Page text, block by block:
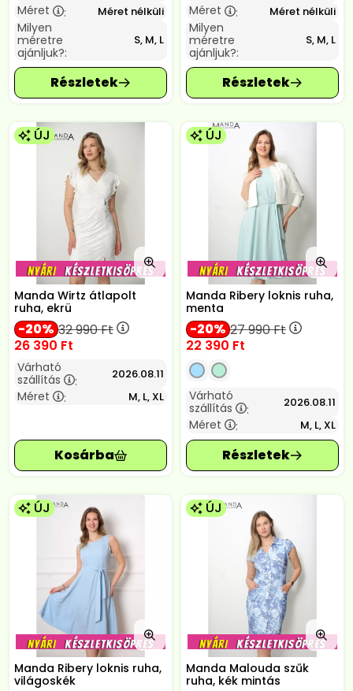
Méret
: Méret nélküli
Milyen
méretre
ajánljuk?:
S, M, L
Méret
: Méret nélküli
Milyen
méretre
ajánljuk?:
S, M, L
ÚJ
Manda Wirtz átlapolt
ruha, ekrü
20 32 990Ft
26 390 Ft
Várható
szállítás
: 2026.08.11
Méret : M, L, XL
ÚJ
Manda Ribery loknis ruha,
menta
20 27 990Ft
22 390 Ft
Várható
szállítás
: 2026.08.11
Méret : M, L, XL
ÚJ
Manda Ribery loknis ruha,
világoskék
ÚJ
Manda Malouda szűk
ruha, kék mintás